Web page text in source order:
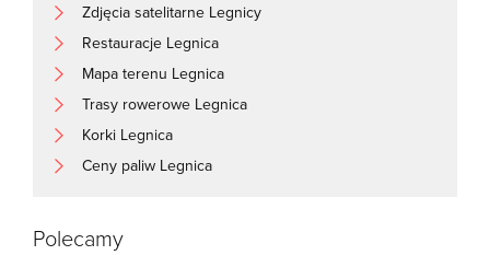
Zdjęcia satelitarne Legnicy
Restauracje Legnica
Mapa terenu Legnica
Trasy rowerowe Legnica
Korki Legnica
Ceny paliw Legnica
Polecamy